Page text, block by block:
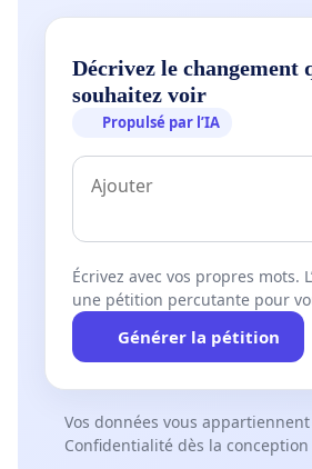
Décrivez le changement
souhaitez voir
Propulsé par l’IA
Écrivez avec vos propres mots.
une pétition percutante pour
Générer la pétition
Vos données vous appartiennent
Confidentialité dès la conception